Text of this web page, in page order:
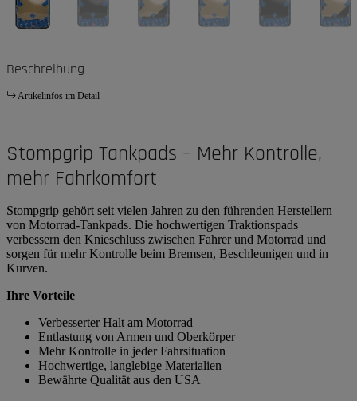
Beschreibung
Artikelinfos im Detail
Stompgrip Tankpads – Mehr Kontrolle,
mehr Fahrkomfort
Stompgrip gehört seit vielen Jahren zu den führenden Herstellern
von Motorrad-Tankpads. Die hochwertigen Traktionspads
verbessern den Knieschluss zwischen Fahrer und Motorrad und
sorgen für mehr Kontrolle beim Bremsen, Beschleunigen und in
Kurven.
Ihre Vorteile
Verbesserter Halt am Motorrad
Entlastung von Armen und Oberkörper
Mehr Kontrolle in jeder Fahrsituation
Hochwertige, langlebige Materialien
Bewährte Qualität aus den USA